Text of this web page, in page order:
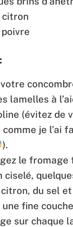
citron
lamelles à
(évitez de
je l’ai
).
le fromage
ciselé,
du sel
une fine
sur chaque